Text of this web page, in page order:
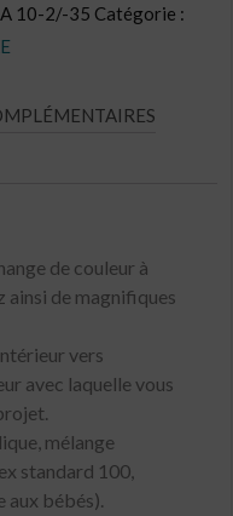
A 10-2/-35 Catégorie :
de couleur à
ainsi de magnifiques
vers
avec laquelle vous
mélange
standard 100,
aux bébés).